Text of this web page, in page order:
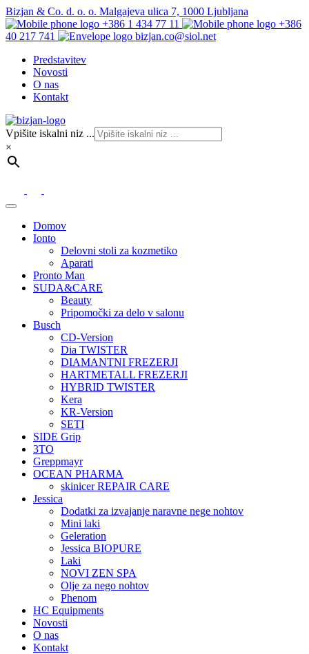
Bizjan & Co. d. o. o. Malgajeva ulica 7, 1000 Ljubljana
+386 1 434 77 11
+386
40 217 741
bizjan.co@siol.net
Predstavitev
Novosti
O nas
Kontakt
Vpišite iskalni niz ...
×
Domov
Ionto
Delovni stoli za kozmetiko
Aparati
Pronto Man
SUDA&CARE
Beauty
Pripomočki za delo v salonu
Busch
CD-Version
Dia TWISTER
DIAMANTNI FREZERJI
HARTMETALL FREZERJI
HYBRID TWISTER
Kera
KR-Version
SETI
SIDE Grip
3TO
Greppmayr
OCEAN PHARMA
skinicer REPAIR CARE
Jessica
Dodatki za izvajanje naravne nege nohtov
Mini laki
Geleration
Jessica BIOPURE
Laki
NOVI ZEN SPA
Olje za nego nohtov
Phenom
HC Equipments
Novosti
O nas
Kontakt